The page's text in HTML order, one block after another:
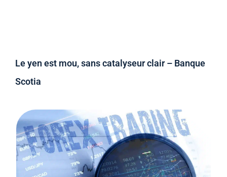
Le yen est mou, sans catalyseur clair – Banque
Scotia